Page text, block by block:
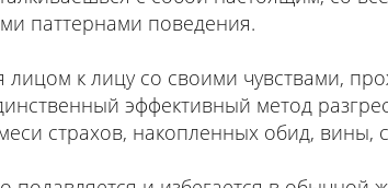
паттернами поведения.
лицом к лицу со своими чувствами,
эффективный метод
страхов, накопленных обид, вины,